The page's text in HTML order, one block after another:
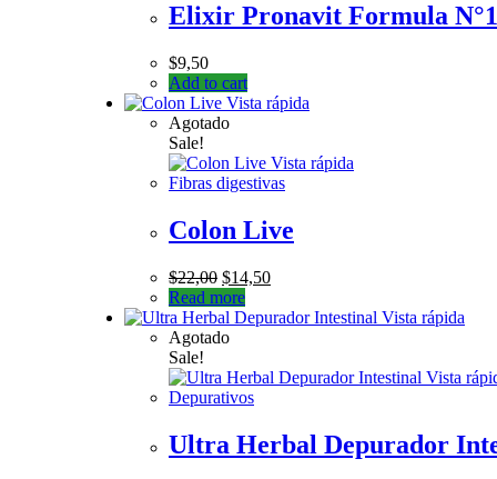
Elixir Pronavit Formula N°1
$9,50
Add to cart
Vista rápida
Agotado
Sale!
Vista rápida
Fibras digestivas
Colon Live
$22,00 $14,50
Read more
Vista rápida
Agotado
Sale!
Vista
Depurativos
Ultra Herbal Depurador